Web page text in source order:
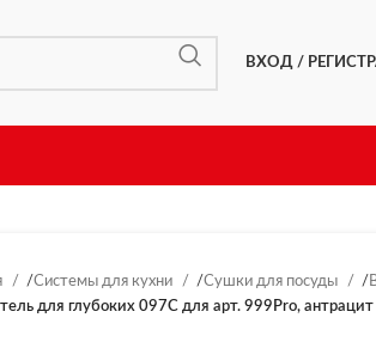
ВХОД /
/Системы для кухни /Сушки для посуды /
для глубоких 097С для арт. 999Pro, антрацит